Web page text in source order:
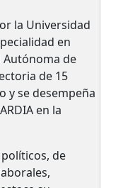
la Universidad
en
de
de 15
y se desempeña
en la
de